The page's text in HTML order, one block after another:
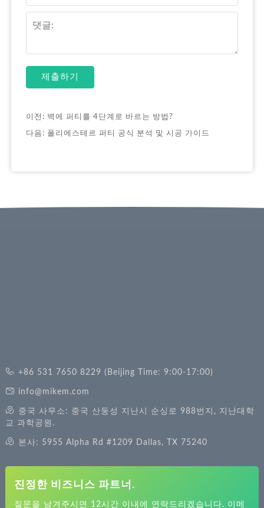
제출하기
이전: 벽에 퍼티를 4단계로 바르는 방법?
다음: 폴리에스테르 퍼티 공식 분석 및 시공 가이드
+86 531 7650 8229 (Beijing Time: 9:00-17:00)
info@mikem.com
중국 사무소: 중국 산둥성 지난시 순싱로 988번지, 지난대학
교 과학공원.
본사: 5955 Alpha Rd #1209 Dallas, TX 75240
진정한 비즈니스 파트너.
질문을 남겨주시면 12시간 이내에 연락드리겠습니다. 이메